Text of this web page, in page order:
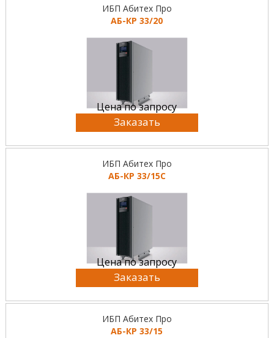
ИБП Абитех Про
АБ-КР 33/20
Цена по запросу
Заказать
ИБП Абитех Про
АБ-КР 33/15С
Цена по запросу
Заказать
ИБП Абитех Про
АБ-КР 33/15